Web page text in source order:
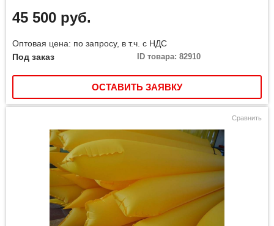
45 500 руб.
Оптовая цена: по запросу, в т.ч. с НДС
Под заказ
ID товара: 82910
ОСТАВИТЬ ЗАЯВКУ
Сравнить